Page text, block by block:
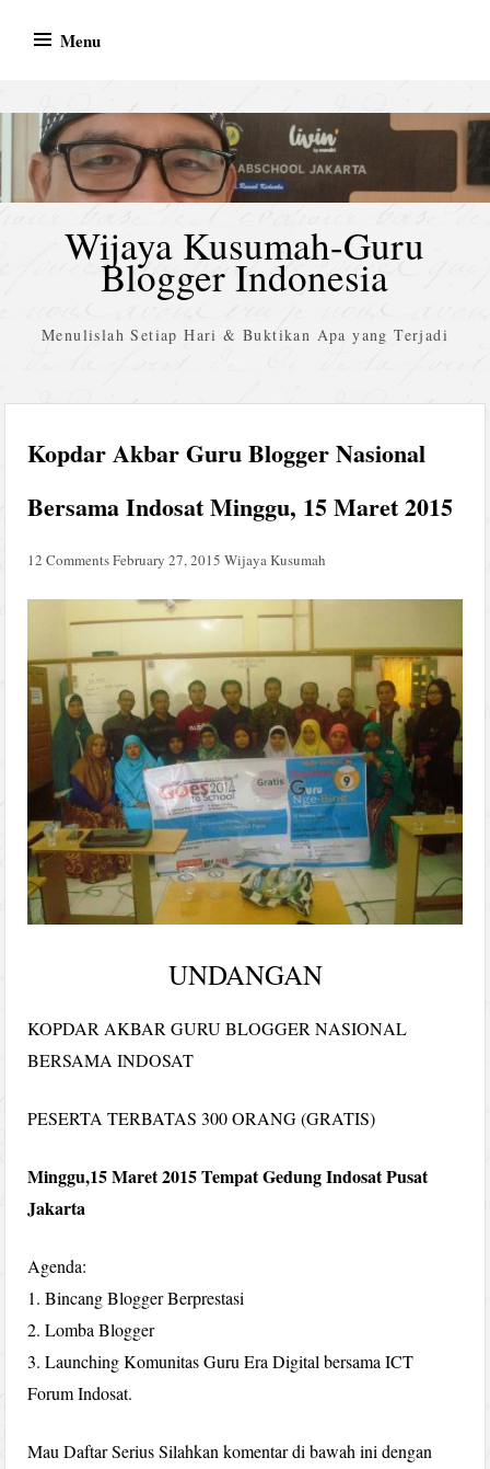
Menu
Wijaya Kusumah-Guru
Blogger Indonesia
Menulislah Setiap Hari & Buktikan Apa yang Terjadi
Kopdar Akbar Guru Blogger Nasional
Bersama Indosat Minggu, 15 Maret 2015
12 CommentsFebruary 27, 2015 Wijaya Kusumah
UNDANGAN
KOPDAR AKBAR GURU BLOGGER NASIONAL
BERSAMA INDOSAT
PESERTA TERBATAS 300 ORANG (GRATIS)
Minggu,15 Maret 2015 Tempat Gedung Indosat Pusat
Jakarta
Agenda:
1. Bincang Blogger Berprestasi
2. Lomba Blogger
3. Launching Komunitas Guru Era Digital bersama ICT
Forum Indosat.
Mau Daftar Serius Silahkan komentar di bawah ini dengan